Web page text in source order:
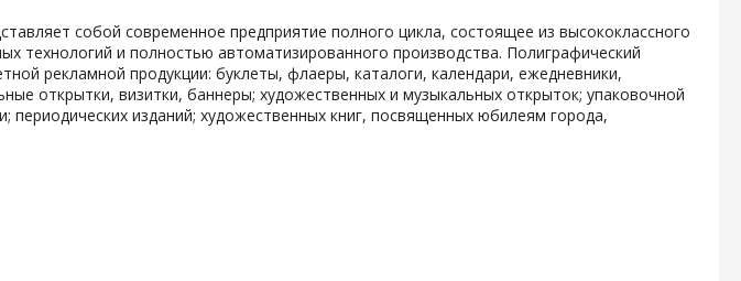
собой современное предприятие полного цикла, состоящее из высококлассного
технологий и полностью автоматизированного производства. Полиграфический
рекламной продукции: буклеты, флаеры, каталоги, календари, ежедневники,
открытки, визитки, баннеры; художественных и музыкальных открыток; упаковочной
изданий; художественных книг, посвященных юбилеям города,